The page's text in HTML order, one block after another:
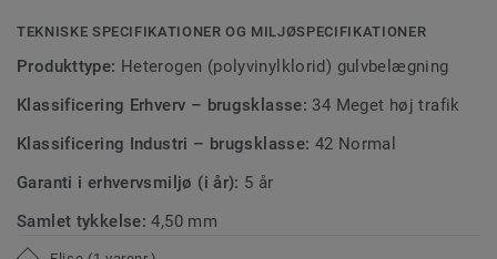
TEKNISKE SPECIFIKATIONER OG MILJØSPECIFIKATIONER
Produkttype: Heterogen (polyvinylklorid) gulvbelægning
Klassificering Erhverv – brugsklasse: 34 Meget høj trafik
Klassificering Industri – brugsklasse: 42 Normal
Garanti i erhvervsmiljø (i år): 5 år
Samlet tykkelse:4,50 mm